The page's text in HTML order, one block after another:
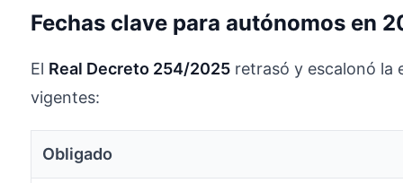
Fechas clave para autónomos en
El Real Decreto 254/2025 retrasó y escalonó la
vigentes:
Obligado